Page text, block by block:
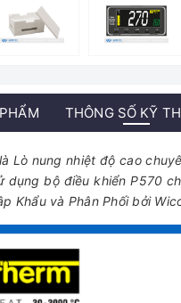
THÔNG SỐ KỸ
Lò nung nhiệt độ cao
dụng bộ điều khiển P570
Khẩu và Phân Phối bởi